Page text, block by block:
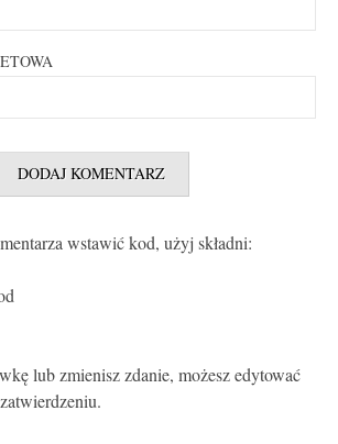
wstawić kod, użyj składni:
lub zmienisz zdanie, możesz edytować